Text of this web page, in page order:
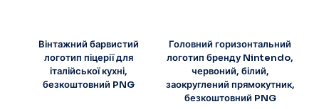
Вінтажний барвистий
логотип піцерії для
італійської кухні,
безкоштовний PNG
Головний горизонтальний
логотип бренду Nintendo,
червоний, білий,
заокруглений прямокутник,
безкоштовний PNG